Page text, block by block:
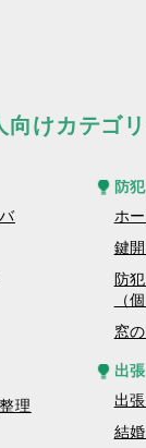
向けカテゴ
理
防犯
ホ
鍵
防
（
窓
出張
出
結